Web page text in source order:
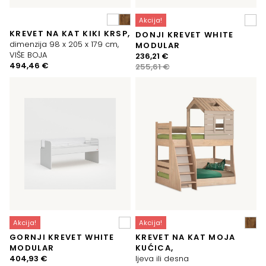
KREVET NA KAT KIKI KRSP,
dimenzija 98 x 205 x 179 cm,
VIŠE BOJA
494,46 €
Akcija!
DONJI KREVET WHITE
MODULAR
255,61€
Izvorna
cijena
236,21 €
Trenutna
cijena
Akcija!
GORNJI KREVET WHITE
MODULAR
Izvorna
404,93 €
Trenutna
Akcija!
KREVET NA KAT MOJA
KUĆICA,
ljeva ili desna